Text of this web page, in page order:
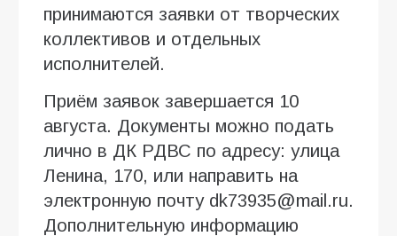
принимаются заявки от творческих
коллективов и отдельных
исполнителей.
Приём заявок завершается 10
августа. Документы можно подать
лично в ДК РДВС по адресу: улица
Ленина, 170, или направить на
электронную почту dk73935@mail.ru.
Дополнительную информацию